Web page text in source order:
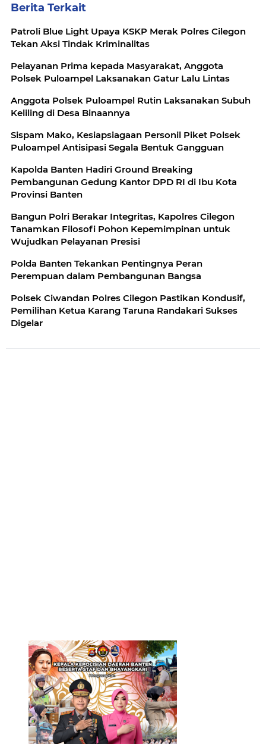
Berita Terkait
Patroli Blue Light Upaya KSKP Merak Polres Cilegon
Tekan Aksi Tindak Kriminalitas
Pelayanan Prima kepada Masyarakat, Anggota
Polsek Puloampel Laksanakan Gatur Lalu Lintas
Anggota Polsek Puloampel Rutin Laksanakan Subuh
Keliling di Desa Binaannya
Sispam Mako, Kesiapsiagaan Personil Piket Polsek
Puloampel Antisipasi Segala Bentuk Gangguan
Kapolda Banten Hadiri Ground Breaking
Pembangunan Gedung Kantor DPD RI di Ibu Kota
Provinsi Banten
Bangun Polri Berakar Integritas, Kapolres Cilegon
Tanamkan Filosofi Pohon Kepemimpinan untuk
Wujudkan Pelayanan Presisi
Polda Banten Tekankan Pentingnya Peran
Perempuan dalam Pembangunan Bangsa
Polsek Ciwandan Polres Cilegon Pastikan Kondusif,
Pemilihan Ketua Karang Taruna Randakari Sukses
Digelar